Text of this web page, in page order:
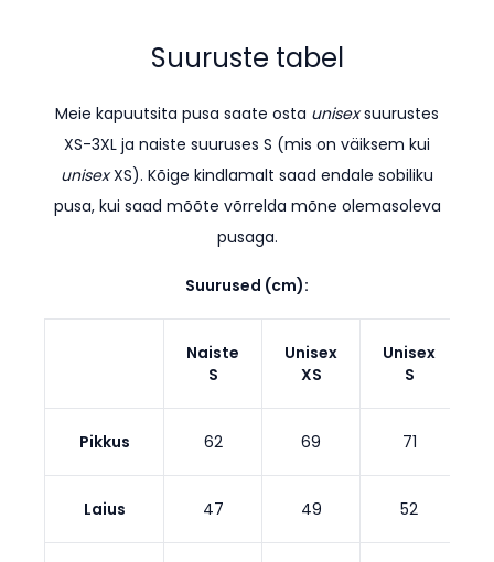
Suuruste tabel
Meie kapuutsita pusa saate osta unisexsuurustes
XS-3XL ja naiste suuruses S (mis on väiksem kui
unisexXS). Kõige kindlamalt saad endale sobiliku
pusa, kui saad mõõte võrrelda mõne olemasoleva
pusaga.
Suurused (cm):
Naiste
S
Unisex
XS
Unisex
S
Pikkus 62 69 71
Laius 47 49 52